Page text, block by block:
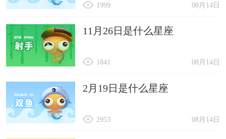
08月14日
1999
11月26日是什么星座
08月14日
1841
2月19日是什么星座
08月14日
2953